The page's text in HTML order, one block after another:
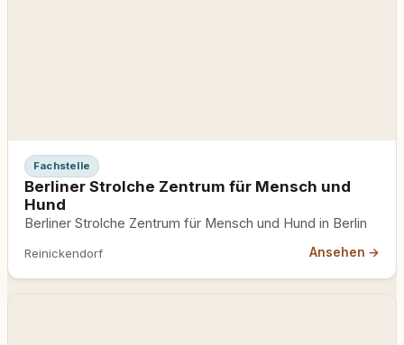
Fachstelle
Berliner Strolche Zentrum für Mensch und
Hund
Berliner Strolche Zentrum für Mensch und Hund in Berlin
Reinickendorf Ansehen →